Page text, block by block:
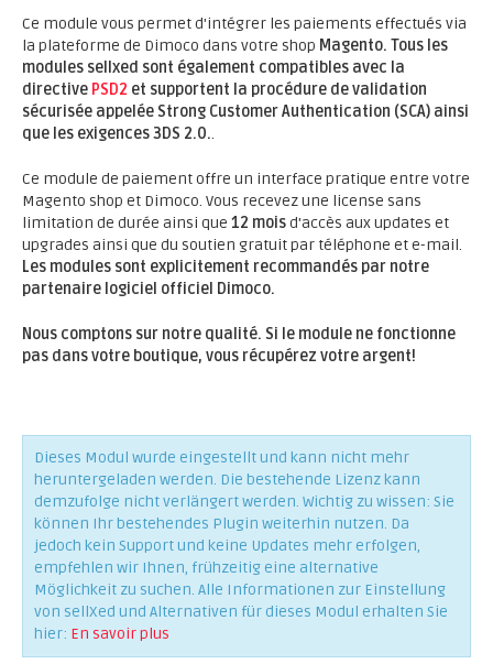
Ce module vous permet d'intégrer les paiements effectués via
la plateforme de Dimoco dans votre shop Magento. Tous les
modules sellxed sont également compatibles avec la
directive PSD2 et supportent la procédure de validation
sécurisée appelée Strong Customer Authentication (SCA) ainsi
que les exigences 3DS 2.0..
Ce module de paiement offre un interface pratique entre votre
Magento shop et Dimoco. Vous recevez une license sans
limitation de durée ainsi que 12 moisd'accès aux updates et
upgrades ainsi que du soutien gratuit par téléphone et e-mail.
Les modules sont explicitement recommandés par notre
partenaire logiciel officiel Dimoco.
Nous comptons sur notre qualité. Si le module ne fonctionne
pas dans votre boutique, vous récupérez votre argent!
Dieses Modul wurde eingestellt und kann nicht mehr
heruntergeladen werden. Die bestehende Lizenz kann
demzufolge nicht verlängert werden. Wichtig zu wissen: Sie
können Ihr bestehendes Plugin weiterhin nutzen. Da
jedoch kein Support und keine Updates mehr erfolgen,
empfehlen wir Ihnen, frühzeitig eine alternative
Möglichkeit zu suchen. Alle Informationen zur Einstellung
von sellXed und Alternativen für dieses Modul erhalten Sie
hier: En savoir plus